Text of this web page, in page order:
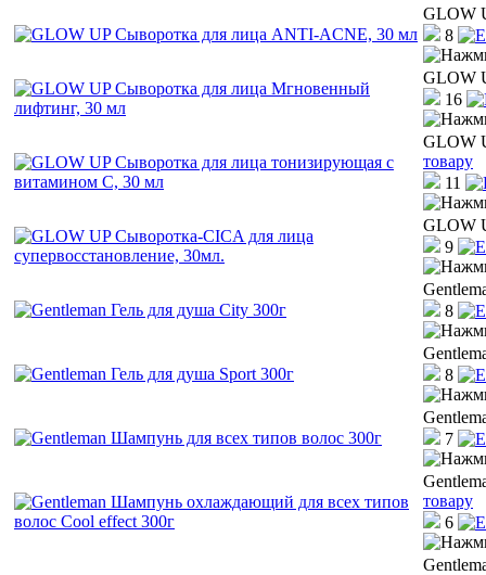
GLOW
8
GLOW
16
GLOW
товару
11
GLOW
9
8
8
7
товару
6